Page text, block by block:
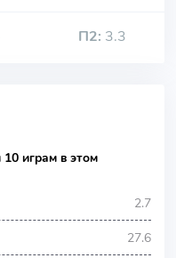
П2: 3.3
играм в этом
2.7
27.6